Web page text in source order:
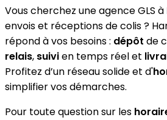
Vous cherchez une agence GLS à
envois et réceptions de colis ?
répond à vos besoins : dépôt de
relais, suivien temps réel et
Profitez d’un réseau solide et d'
simplifier vos démarches.
Pour toute question sur les